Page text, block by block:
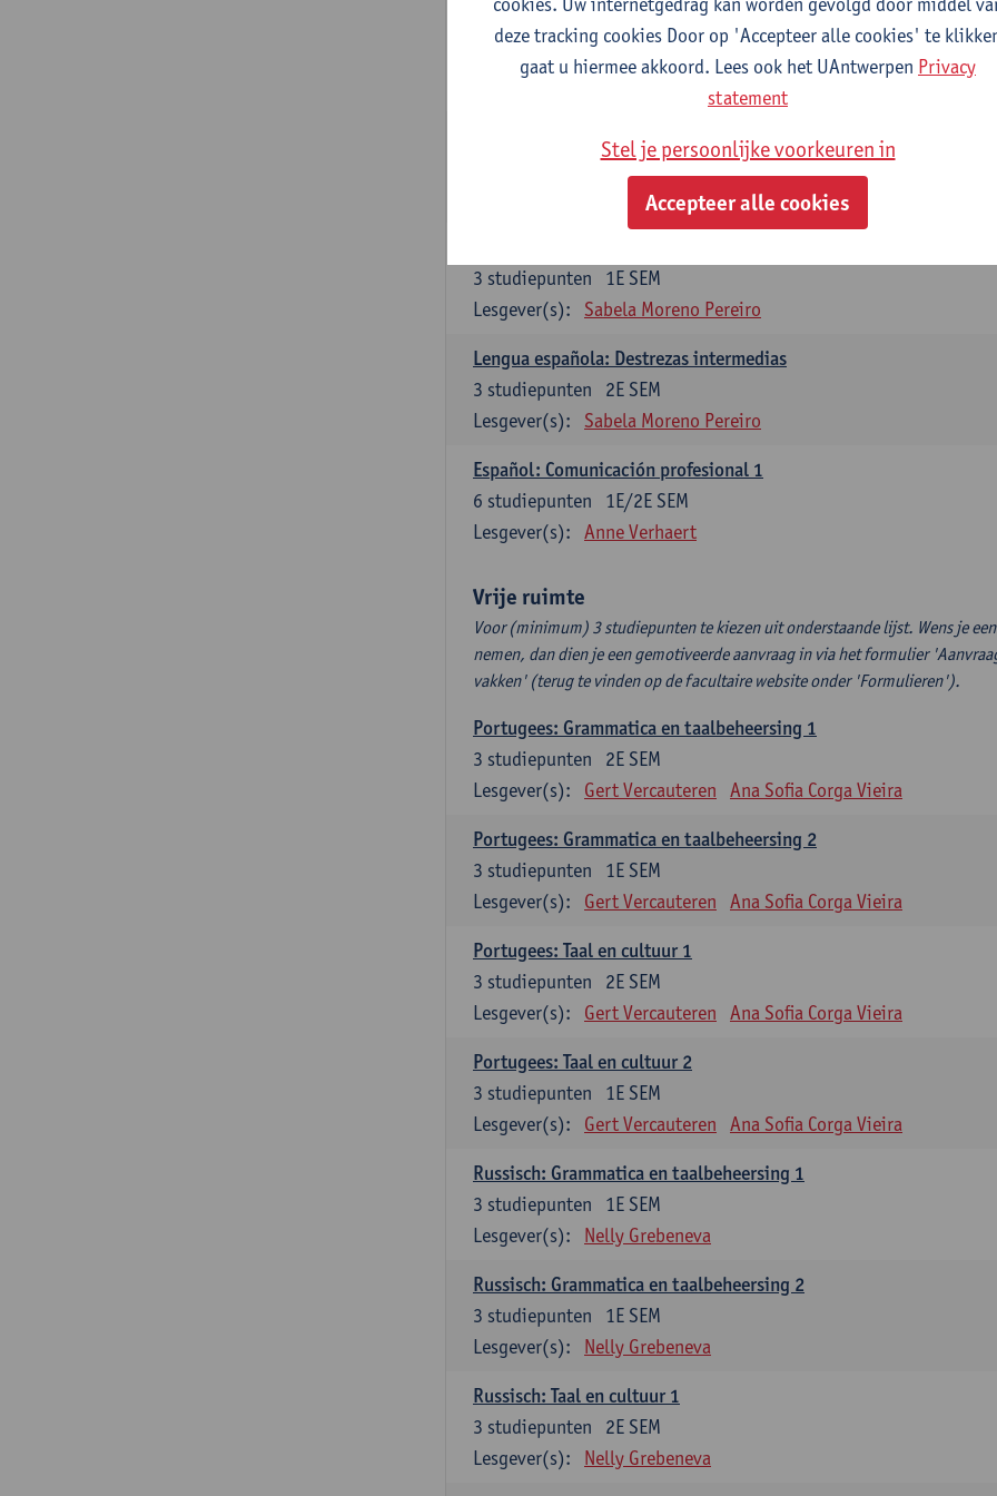
Gramática española 1
1E SEM
studiepunten
Gramática española 2
2E SEM
Anne Verhaert
1E SEM
3 studiepunten
Lesgever(s):
Sabela Moreno Pereiro
Lengua española: Destrezas intermedias
2E SEM
3 studiepunten
Lesgever(s):
Sabela Moreno Pereiro
Español: Comunicación profesional 1
1E/2E SEM
6 studiepunten
Lesgever(s):
Anne Verhaert
Vrije ruimte
Voor (minimum) 3 studiepunten te kiezen uit onderstaande lijst. Wens je
nemen, dan dien je een gemotiveerde aanvraag in via het formulier
vakken' (terug te vinden op de facultaire website onder 'Formulieren').
Portugees: Grammatica en taalbeheersing 1
2E SEM
3 studiepunten
Lesgever(s):
Gert Vercauteren Ana Sofia Corga Vieira
Portugees: Grammatica en taalbeheersing 2
1E SEM
3 studiepunten
Lesgever(s):
Gert Vercauteren Ana Sofia Corga Vieira
Portugees: Taal en cultuur 1
2E SEM
3 studiepunten
Lesgever(s):
Gert Vercauteren Ana Sofia Corga Vieira
Portugees: Taal en cultuur 2
1E SEM
3 studiepunten
Lesgever(s):
Gert Vercauteren Ana Sofia Corga Vieira
Russisch: Grammatica en taalbeheersing 1
1E SEM
3 studiepunten
Lesgever(s):
Nelly Grebeneva
Russisch: Grammatica en taalbeheersing 2
1E SEM
3 studiepunten
Lesgever(s):
Nelly Grebeneva
Russisch: Taal en cultuur 1
2E SEM
3 studiepunten
Lesgever(s):
Nelly Grebeneva
deze tracking cookies Door op 'Accepteer alle cookies' te
gaat u hiermee akkoord. Lees ook het UAntwerpen Privacy
statement
Stel je persoonlijke voorkeuren in
Accepteer alle cookies